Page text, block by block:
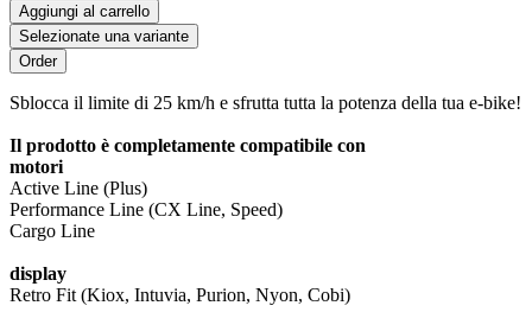
Aggiungi al carrello
Selezionate una variante
Sblocca il limite di 25 km/h e sfrutta tutta la potenza della tua e-bike!
Il prodotto è completamente compatibile con
motori
Active Line (Plus)
Performance Line (CX Line, Speed)
Cargo Line
display
Retro Fit (Kiox, Intuvia, Purion, Nyon, Cobi)